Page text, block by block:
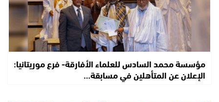
مؤسسة محمد السادس للعلماء الأفارقة- فرع موريتانيا:
الإعلان عن المتأهلين في مسابقة…